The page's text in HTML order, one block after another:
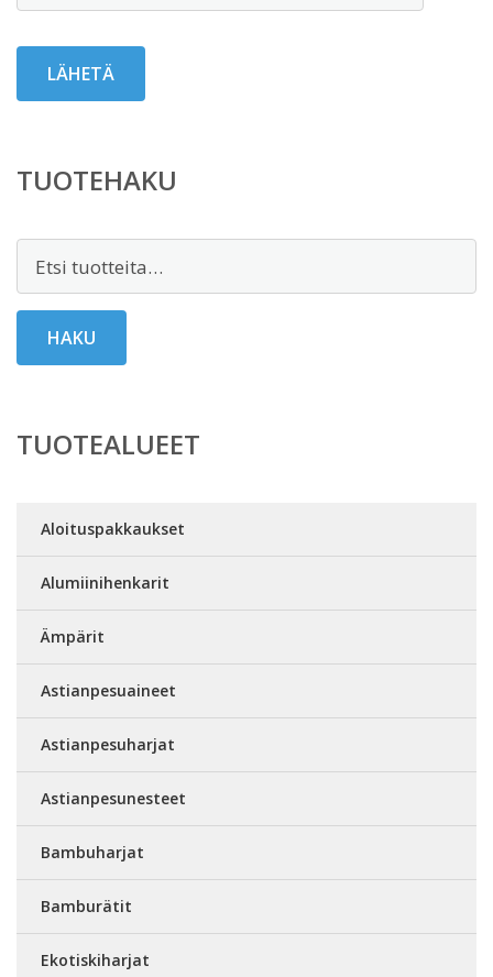
TUOTEHAKU
HAKU
TUOTEALUEET
Aloituspakkaukset
Alumiinihenkarit
Ämpärit
Astianpesuaineet
Astianpesuharjat
Astianpesunesteet
Bambuharjat
Bamburätit
Ekotiskiharjat